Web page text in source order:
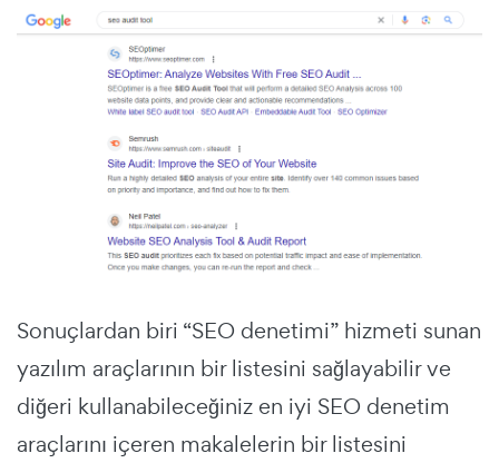
Sonuçlardan biri “SEO denetimi” hizmeti sunan
yazılım araçlarının bir listesini sağlayabilir ve
diğeri kullanabileceğiniz en iyi SEO denetim
araçlarını içeren makalelerin bir listesini